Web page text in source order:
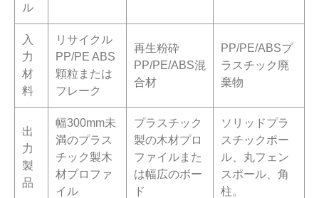
ル
入
力
材
料
リサイクル
PP/PE ABS
顆粒または
フレーク
再生粉砕
PP/PE/ABS混
合材
PP/PE/ABSプ
ラスチック廃
棄物
出
力
製
品
幅300mm未
満のプラス
チック製木
材プロファ
イル
プラスチック
製の木材プロ
ファイルまた
は幅広のボー
ド
ソリッドプラ
スチックポー
ル、丸フェン
スポール、角
柱。